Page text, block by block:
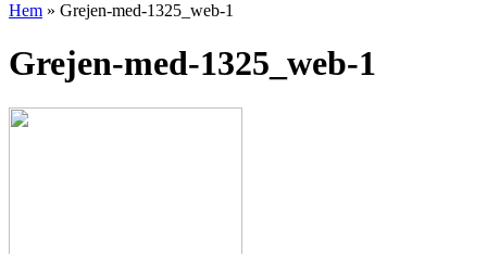
Hem » Grejen-med-1325_web-1
Grejen-med-1325_web-1